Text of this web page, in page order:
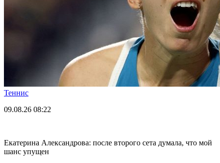
Теннис
09.08.26 08:22
Екатерина Александрова: после второго сета думала, что мой
шанс упущен